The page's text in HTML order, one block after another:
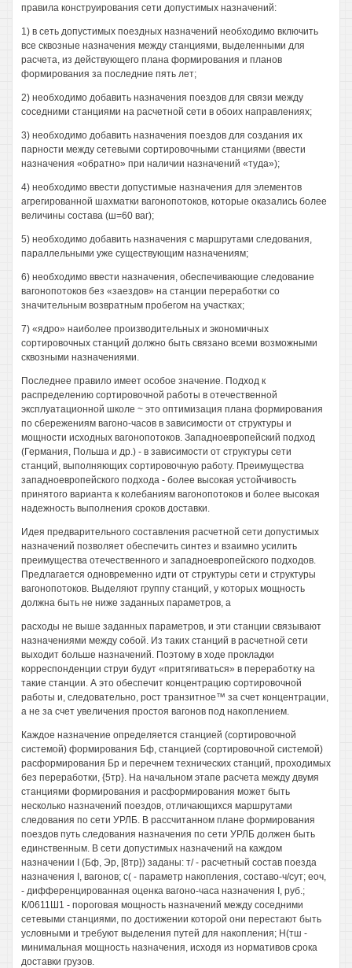
правила конструирования сети допустимых назначений:
1) в сеть допустимых поездных назначений необходимо включить
все сквозные назначения между станциями, выделенными для
расчета, из действующего плана формирования и планов
формирования за последние пять лет;
2) необходимо добавить назначения поездов для связи между
соседними станциями на расчетной сети в обоих направлениях;
3) необходимо добавить назначения поездов для создания их
парности между сетевыми сортировочными станциями (ввести
назначения «обратно» при наличии назначений «туда»);
4) необходимо ввести допустимые назначения для элементов
агрегированной шахматки вагонопотоков, которые оказались более
величины состава (ш=60 ваг);
5) необходимо добавить назначения с маршрутами следования,
параллельными уже существующим назначениям;
6) необходимо ввести назначения, обеспечивающие следование
вагонопотоков без «заездов» на станции переработки со
значительным возвратным пробегом на участках;
7) «ядро» наиболее производительных и экономичных
сортировочных станций должно быть связано всеми возможными
сквозными назначениями.
Последнее правило имеет особое значение. Подход к
распределению сортировочной работы в отечественной
эксплуатационной школе ~ это оптимизация плана формирования
по сбережениям вагоно-часов в зависимости от структуры и
мощности исходных вагонопотоков. Западноевропейский подход
(Германия, Польша и др.) - в зависимости от структуры сети
станций, выполняющих сортировочную работу. Преимущества
западноевропейского подхода - более высокая устойчивость
принятого варианта к колебаниям вагонопотоков и более высокая
надежность выполнения сроков доставки.
Идея предварительного составления расчетной сети допустимых
назначений позволяет обеспечить синтез и взаимно усилить
преимущества отечественного и западноевропейского подходов.
Предлагается одновременно идти от структуры сети и структуры
вагонопотоков. Выделяют группу станций, у которых мощность
должна быть не ниже заданных параметров, а
расходы не выше заданных параметров, и эти станции связывают
назначениями между собой. Из таких станций в расчетной сети
выходит больше назначений. Поэтому в ходе прокладки
корреспонденции струи будут «притягиваться» в переработку на
такие станции. А это обеспечит концентрацию сортировочной
работы и, следовательно, рост транзитное™ за счет концентрации,
а не за счет увеличения простоя вагонов под накоплением.
Каждое назначение определяется станцией (сортировочной
системой) формирования Бф, станцией (сортировочной системой)
расформирования Бр и перечнем технических станций, проходимых
без переработки, {5тр}. На начальном этапе расчета между двумя
станциями формирования и расформирования может быть
несколько назначений поездов, отличающихся маршрутами
следования по сети УРЛБ. В рассчитанном плане формирования
поездов путь следования назначения по сети УРЛБ должен быть
единственным. В сети допустимых назначений на каждом
назначении I (Бф, Эр, [8тр}) заданы: т/ - расчетный состав поезда
назначения I, вагонов; с( - параметр накопления, составо-ч/сут; еоч,
- дифференцированная оценка вагоно-часа назначения I, руб.;
К/0611Ш1 - пороговая мощность назначений между соседними
сетевыми станциями, по достижении которой они перестают быть
условными и требуют выделения путей для накопления; Н(тш -
минимальная мощность назначения, исходя из нормативов срока
доставки грузов.